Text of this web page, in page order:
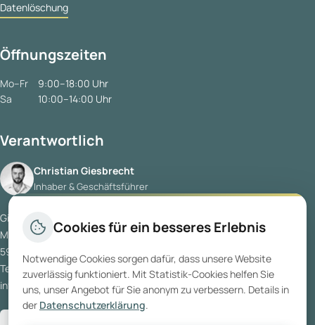
Datenlöschung
Öffnungszeiten
Mo–Fr
9:00–18:00 Uhr
Sa
10:00–14:00 Uhr
Verantwortlich
Christian Giesbrecht
Inhaber & Geschäftsführer
Giesbrecht Immobilien GmbH
Münsterstraße 5
59065 Hamm
Tel:
02381 5417520
info@giesbrecht-immo.de
Cookies für ein besseres Erlebnis
Notwendige Cookies sorgen dafür, dass unsere Website
zuverlässig funktioniert. Mit Statistik-Cookies helfen Sie
uns, unser Angebot für Sie anonym zu verbessern. Details in
der Datenschutzerklärung.